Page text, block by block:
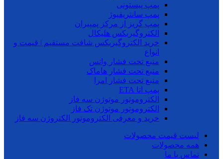
پمپ پیستونی
پمپ سانتریفیوژ
پمپ گریز از مرکز پمپیران
الکتروگیربکس هلیکال
خرید الکتروگیربکس شافت مستقیم | قیمت و
انواع
منبع تحت فشار واتس
منبع تحت فشار هاماک
منبع تحت فشار امرا
پمپ اتا ETA
الکتروموتور موتوژن سه فاز
الکتروموتور موتوژن تک فاز
خرید و معرفی الکتروموتور الکتروژن سه فاز
لیست قیمت محصولات
همه محصولات
تماس با ما